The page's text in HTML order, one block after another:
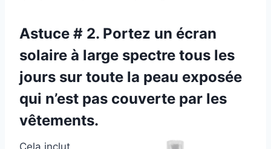
Astuce # 2. Portez un écran
solaire à large spectre tous les
jours sur toute la peau exposée
qui n’est pas couverte par les
vêtements.